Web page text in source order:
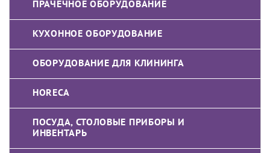
ПРАЧЕЧНОЕ ОБОРУДОВАНИЕ
КУХОННОЕ ОБОРУДОВАНИЕ
ОБОРУДОВАНИЕ ДЛЯ КЛИНИНГА
HORECA
ПОСУДА, СТОЛОВЫЕ ПРИБОРЫ И
ИНВЕНТАРЬ